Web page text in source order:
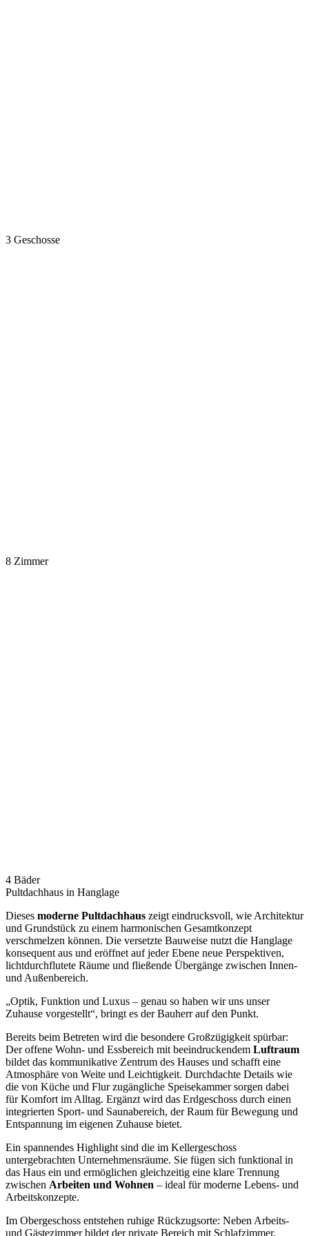
3 Geschosse
8 Zimmer
4 Bäder
Pultdachhaus in Hanglage
Dieses moderne Pultdachhaus zeigt eindrucksvoll, wie Architektur
und Grundstück zu einem harmonischen Gesamtkonzept
verschmelzen können. Die versetzte Bauweise nutzt die Hanglage
konsequent aus und eröffnet auf jeder Ebene neue Perspektiven,
lichtdurchflutete Räume und fließende Übergänge zwischen Innen-
und Außenbereich.
„Optik, Funktion und Luxus – genau so haben wir uns unser
Zuhause vorgestellt“, bringt es der Bauherr auf den Punkt.
Bereits beim Betreten wird die besondere Großzügigkeit spürbar:
Der offene Wohn- und Essbereich mit beeindruckendem Luftraum
bildet das kommunikative Zentrum des Hauses und schafft eine
Atmosphäre von Weite und Leichtigkeit. Durchdachte Details wie
die von Küche und Flur zugängliche Speisekammer sorgen dabei
für Komfort im Alltag. Ergänzt wird das Erdgeschoss durch einen
integrierten Sport- und Saunabereich, der Raum für Bewegung und
Entspannung im eigenen Zuhause bietet.
Ein spannendes Highlight sind die im Kellergeschoss
untergebrachten Unternehmensräume. Sie fügen sich funktional in
das Haus ein und ermöglichen gleichzeitig eine klare Trennung
zwischen Arbeiten und Wohnen – ideal für moderne Lebens- und
Arbeitskonzepte.
Im Obergeschoss entstehen ruhige Rückzugsorte: Neben Arbeits-
und Gästezimmer bildet der private Bereich mit Schlafzimmer,